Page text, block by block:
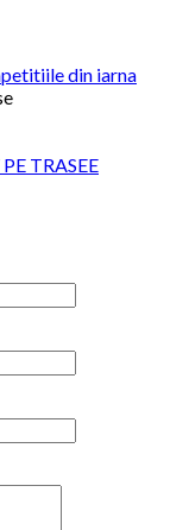
din iarna
pentru
inTRASEE